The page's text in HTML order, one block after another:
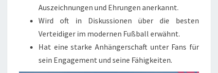
Auszeichnungen und Ehrungen anerkannt.
Wird oft in Diskussionen über die besten
Verteidiger im modernen Fußball erwähnt.
Hat eine starke Anhängerschaft unter Fans für
sein Engagement und seine Fähigkeiten.